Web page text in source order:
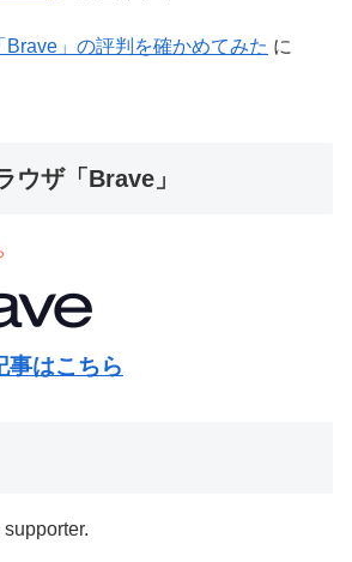
」の評判を確かめてみた に
ウザ「Brave」
はこちら
supporter.